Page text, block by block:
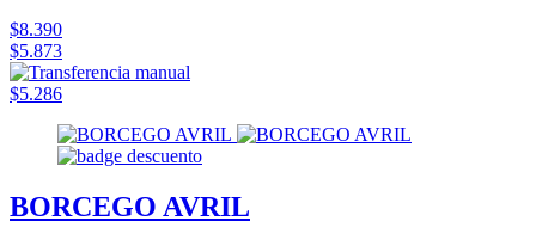
$8.390
$5.873
$5.286
BORCEGO AVRIL